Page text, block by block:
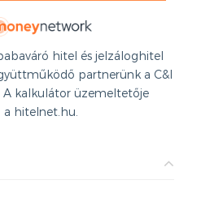
hitel és jelzáloghitel
partnerünk a C&I
kalkulátor üzemeltetője
a hitelnet.hu.